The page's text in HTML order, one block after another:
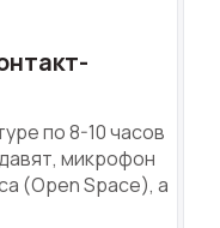
по 8-10 часов
микрофон
(Open Space), а